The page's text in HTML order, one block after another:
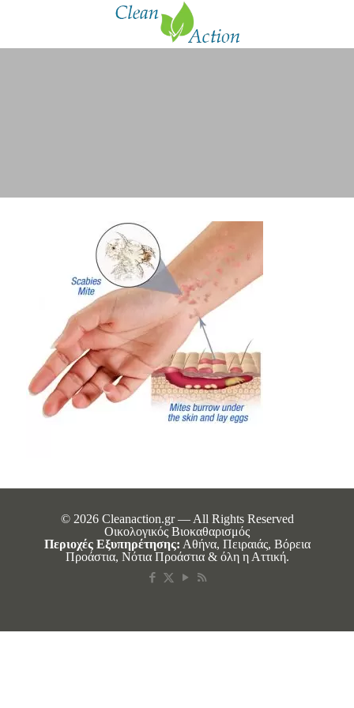
© 2026 Cleanaction.gr — All Rights Reserved
Οικολογικός Βιοκαθαρισμός
Περιοχές Εξυπηρέτησης: Αθήνα, Πειραιάς, Βόρεια
Προάστια, Νότια Προάστια & όλη η Αττική.